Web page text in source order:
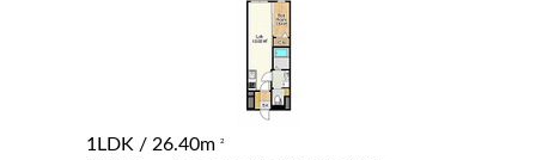
1LDK / 26.40m 2